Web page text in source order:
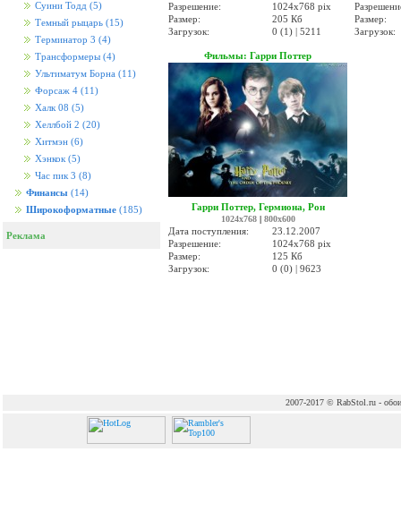
Суини Тодд (5)
Темный рыцарь (15)
Терминатор 3 (4)
Трансформеры (4)
Ультиматум Борна (11)
Форсаж 4 (11)
Халк 08 (5)
Хеллбой 2 (20)
Хитмэн (6)
Хэнкок (5)
Час пик 3 (8)
Финансы (14)
Широкоформатные (185)
Реклама
Разрешение:
1024x768 pix
Размер:
205 Кб
Загрузок:
0 (1) | 5211
Размер:
Загрузок:
Фильмы: Гарри Поттер
Гарри Поттер, Гермиона, Рон
1024x768| 800x600
Дата поступления:
23.12.2007
Разрешение:
1024x768 pix
Размер:
125 Кб
Загрузок:
0 (0) | 9623
2007-2017 © RabStol.ru - обои